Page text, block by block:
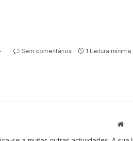
Sem comentários 1 Leitura mínima